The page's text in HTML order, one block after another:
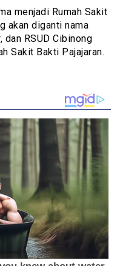
menjadi Rumah Sakit
akan diganti nama
dan RSUD Cibinong
Sakit Bakti Pajajaran.